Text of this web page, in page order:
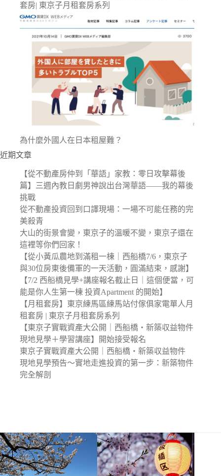
套房| 東京子月租套房系列
為什麼外國人在日本租屋難？
近期文章
【從不動產房仲到「華語」家教：零日攻擊幕後
篇】三週內教日劇男神說出台灣華語——我的幕後
挑戰
從不動產投資回到口譯現場：一場不可能任務的完
美殺青
大山的街景會變，東京子的溫暖不變，東京子還在
這裡等你們回家！
【從小黃瓜農地到滿租一棟｜西船橋7/6，東京子
與30位房東後備軍的一天活動，圓滿結束，感謝】
【7/2 西船橋見學+講座報名截止日｜這個便當，可
能是你人生第一棟 投資Apartment 的開始】
【月租套房】東京練馬區練馬站付傢俱家電單人月
租套房 | 東京子月租套房系列
【東京子實戰資產大公開｜西船橋・新築収益物件
現地見學＋學習講座】開始接受報名
東京子實戰資產大公開｜西船橋・新築収益物件
現地見學預告〜實地走進投資的第一步：新築物件
完全解剖